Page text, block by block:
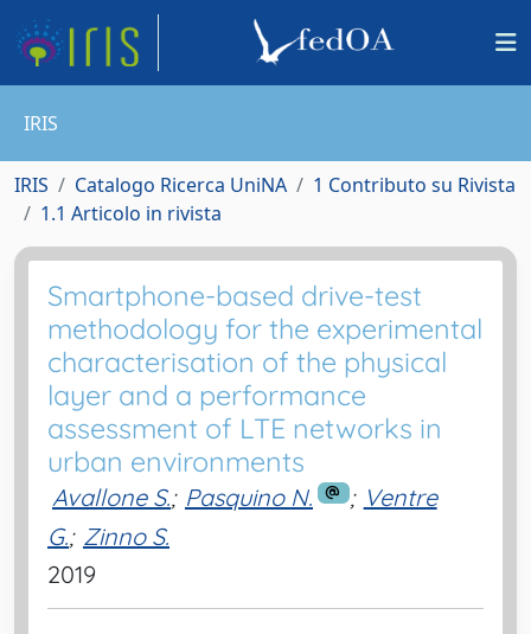
IRIS
IRIS Catalogo Ricerca UniNA
1 Contributo su Rivista
1.1 Articolo in rivista
Smartphone-based drive-test
methodology for the experimental
characterisation of the physical
layer and a performance
assessment of LTE networks in
urban environments
Avallone S.; Pasquino N. ; Ventre
G.; Zinno S.
2019